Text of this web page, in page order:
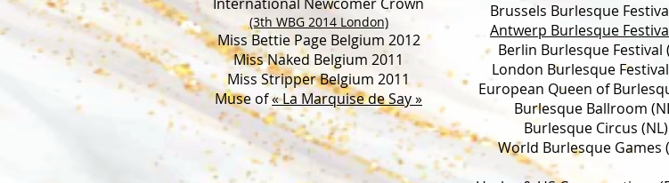
(3th WBG 2014 London)
Miss Bettie Page Belgium 2012
Miss Naked Belgium 2011
Miss Stripper Belgium 2011
Muse of« La Marquise de Say »
Brussels Burlesque
Antwerp Burlesque
Berlin Burlesque Festival
London Burlesque
European Queen of
Burlesque Ballroom
Burlesque Circus (NL)
World Burlesque Games